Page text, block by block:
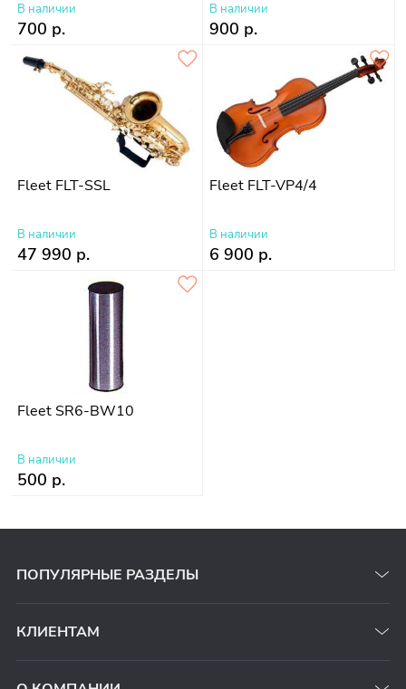
В наличии
700 р.
В наличии
900 р.
Fleet FLT-SSL
В наличии
47 990 р.
Fleet FLT-VP4/4
В наличии
6 900 р.
Fleet SR6-BW10
В наличии
500 р.
ПОПУЛЯРНЫЕ РАЗДЕЛЫ
КЛИЕНТАМ